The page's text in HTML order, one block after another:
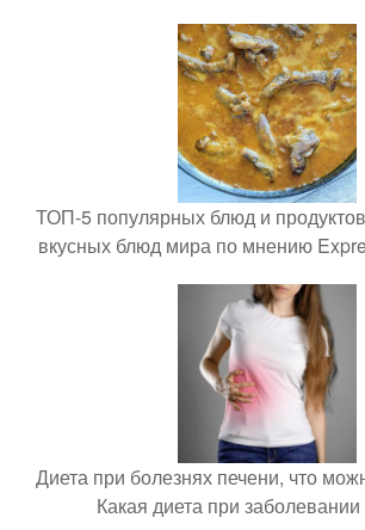
ТОП-5 популярных блюд и
вкусных блюд мира по мнению
Диета при болезнях печени, что
Какая диета при